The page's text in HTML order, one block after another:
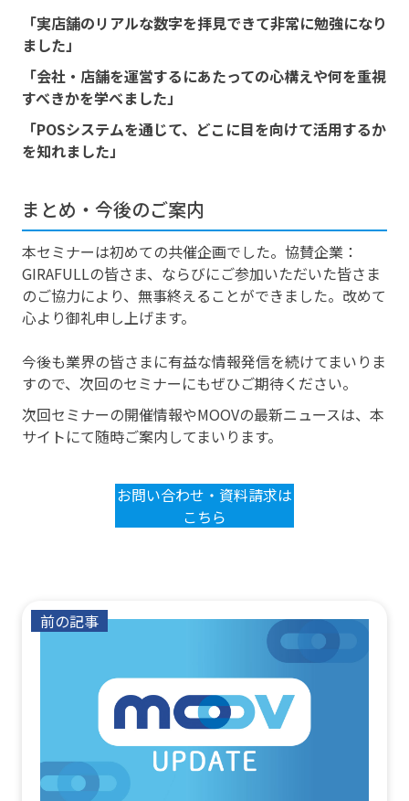
「実店舗のリアルな数字を拝見できて非常に勉強になり
ました」
「会社・店舗を運営するにあたっての心構えや何を重視
すべきかを学べました」
「POSシステムを通じて、どこに目を向けて活用するか
を知れました」
まとめ・今後のご案内
本セミナーは初めての共催企画でした。協賛企業：
GIRAFULLの皆さま、ならびにご参加いただいた皆さま
のご協力により、無事終えることができました。改めて
心より御礼申し上げます。
今後も業界の皆さまに有益な情報発信を続けてまいりま
すので、次回のセミナーにもぜひご期待ください。
次回セミナーの開催情報やMOOVの最新ニュースは、本
サイトにて随時ご案内してまいります。
お問い合わせ・資料請求は
こちら
前の記事